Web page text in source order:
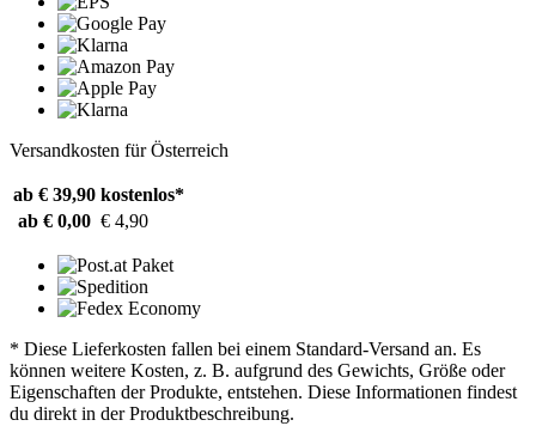
Versandkosten für Österreich
ab € 39,90 kostenlos*
ab € 0,00 € 4,90
* Diese Lieferkosten fallen bei einem Standard-Versand an. Es
können weitere Kosten, z. B. aufgrund des Gewichts, Größe oder
Eigenschaften der Produkte, entstehen. Diese Informationen findest
du direkt in der Produktbeschreibung.